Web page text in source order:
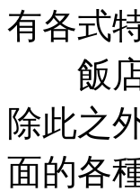
有各式
飯店
除此之
面的各